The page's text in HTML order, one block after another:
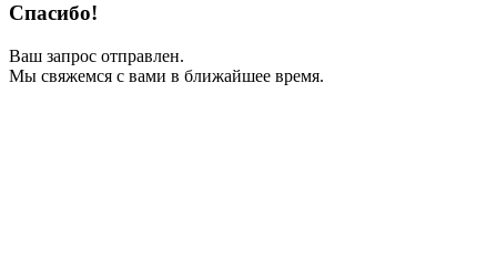
Спасибо!
Ваш запрос отправлен.
Мы свяжемся с вами в ближайшее время.